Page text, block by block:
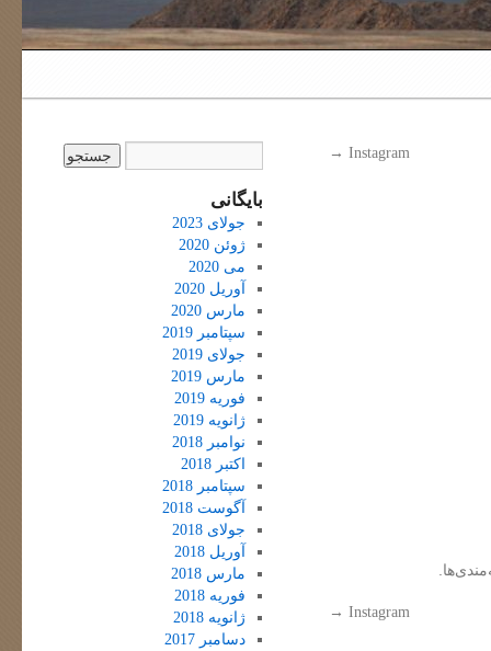
Instagram
→
Instagram
→
بایگانی
جولای 2023
ژوئن 2020
می 2020
آوریل 2020
مارس 2020
سپتامبر 2019
جولای 2019
مارس 2019
فوریه 2019
ژانویه 2019
نوامبر 2018
اکتبر 2018
سپتامبر 2018
آگوست 2018
جولای 2018
آوریل 2018
مارس 2018
فوریه 2018
ژانویه 2018
دسامبر 2017